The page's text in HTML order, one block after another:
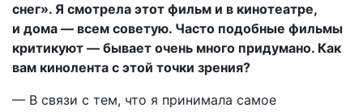
снег». Я смотрела этот фильм и в кинотеатре,
и дома — всем советую. Часто подобные фильмы
критикуют — бывает очень много придумано. Как
вам кинолента с этой точки зрения?
— В связи с тем, что я принимала самое